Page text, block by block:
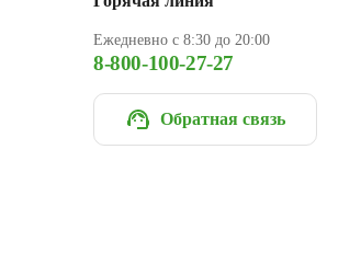
Ежедневно с 8:30 до 20:00
8-800-100-27-27
Обратная связь